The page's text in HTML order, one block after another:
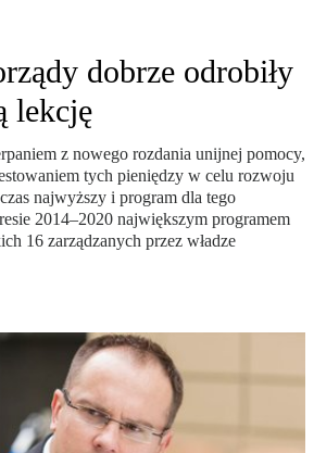
dobrze odrobiły
lekcję
z nowego rozdania unijnej pomocy,
tych pieniędzy w celu rozwoju
najwyższy i program dla tego
2014–2020 największym programem
16 zarządzanych przez władze